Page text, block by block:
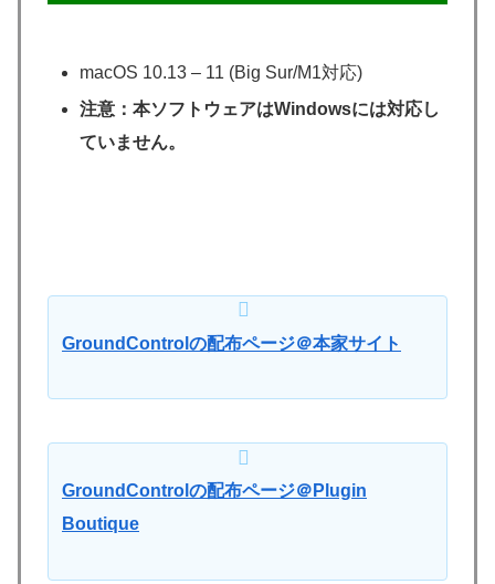
macOS 10.13 – 11 (Big Sur/M1対応)
注意：本ソフトウェアはWindowsには対応し
ていません。
GroundControlの配布ページ＠本家サイト
GroundControlの配布ページ＠Plugin
Boutique